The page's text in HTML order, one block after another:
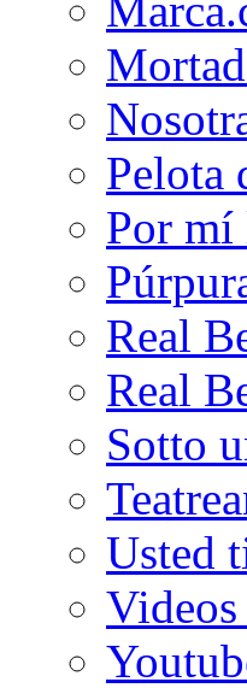
Pelota
Por mí
Real
Real
Sotto
Usted